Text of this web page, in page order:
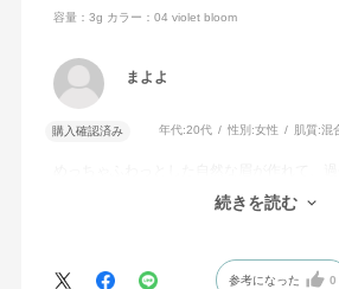
容量：3g カラー：04 violet bloom
まよよ
購入確認済み 年代:20代 性別:女性 肌質:混
的にパレットが思ったより大きめだったの
続きを読む
参考になった 0